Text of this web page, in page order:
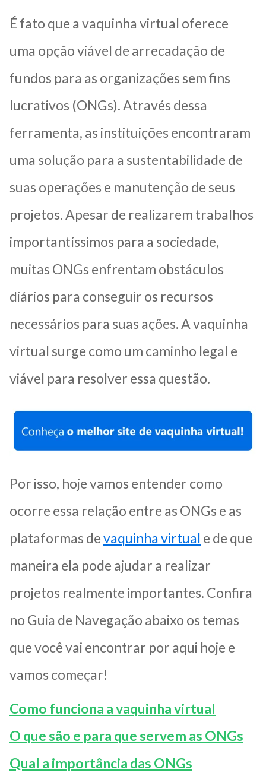
É fato que a vaquinha virtual oferece
uma opção viável de arrecadação de
fundos para as organizações sem fins
lucrativos (ONGs). Através dessa
ferramenta, as instituições encontraram
uma solução para a sustentabilidade de
suas operações e manutenção de seus
projetos. Apesar de realizarem trabalhos
importantíssimos para a sociedade,
muitas ONGs enfrentam obstáculos
diários para conseguir os recursos
necessários para suas ações. A vaquinha
virtual surge como um caminho legal e
viável para resolver essa questão.
Por isso, hoje vamos entender como
ocorre essa relação entre as ONGs e as
plataformas devaquinha virtual e de que
maneira ela pode ajudar a realizar
projetos realmente importantes. Confira
no Guia de Navegação abaixo os temas
que você vai encontrar por aqui hoje e
vamos começar!
Como funciona a vaquinha virtual
O que são e para que servem as ONGs
Qual a importância das ONGs